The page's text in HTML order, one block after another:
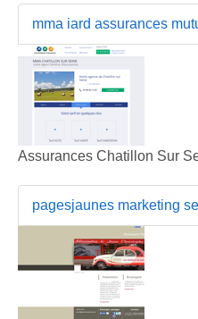
mma iard assurances
Assurances Chatillon Sur
pagesjaunes marketing